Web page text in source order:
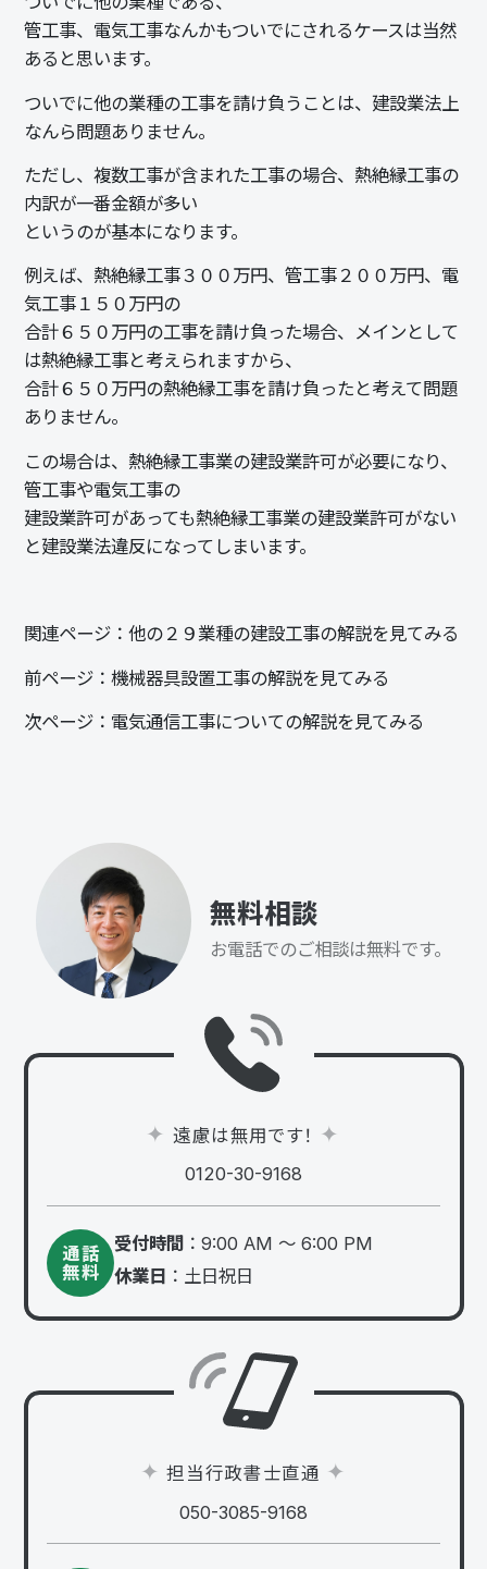
管工事、電気工事なんかもついでにされるケースは当然
あると思います。
ついでに他の業種の工事を請け負うことは、建設業法上
なんら問題ありません。
ただし、複数工事が含まれた工事の場合、熱絶縁工事の
内訳が一番金額が多い
というのが基本になります。
例えば、熱絶縁工事３００万円、管工事２００万円、電
気工事１５０万円の
合計６５０万円の工事を請け負った場合、メインとして
は熱絶縁工事と考えられますから、
合計６５０万円の熱絶縁工事を請け負ったと考えて問題
ありません。
この場合は、熱絶縁工事業の建設業許可が必要になり、
管工事や電気工事の
建設業許可があっても熱絶縁工事業の建設業許可がない
と建設業法違反になってしまいます。
関連ページ： 他の２９業種の建設工事の解説を見てみる
前ページ： 機械器具設置工事の解説を見てみる
次ページ： 電気通信工事についての解説を見てみる
無料相談
お電話でのご相談は無料です。
遠慮は無用です！
0120-30-9168
通話
無料
受付時間 ：9:00 AM 〜 6:00 PM
休業日 ：土日祝日
担当行政書士直通
050-3085-9168